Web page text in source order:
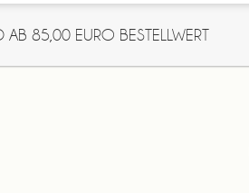
AB 85,00 EURO BESTELLWERT